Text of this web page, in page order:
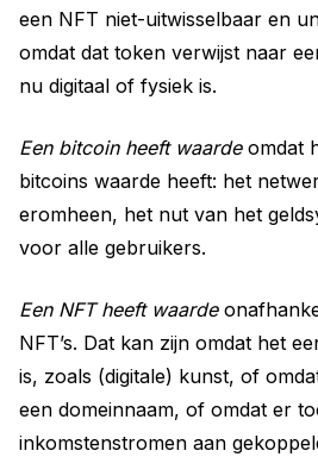
een NFT niet-uitwisselbaar en
omdat dat token verwijst naar
nu digitaal of fysiek is.
Een bitcoin heeft waardeomdat
bitcoins waarde heeft: het
eromheen, het nut van het
voor alle gebruikers.
Een NFT heeft waarde
NFT’s. Dat kan zijn omdat het
is, zoals (digitale) kunst, of
een domeinnaam, of omdat er
inkomstenstromen aan